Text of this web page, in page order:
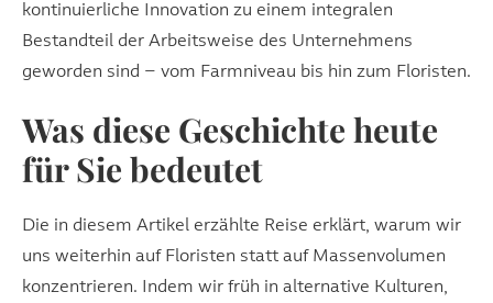
kontinuierliche Innovation zu einem integralen
Bestandteil der Arbeitsweise des Unternehmens
geworden sind – vom Farmniveau bis hin zum Floristen.
Was diese Geschichte heute
für Sie bedeutet
Die in diesem Artikel erzählte Reise erklärt, warum wir
uns weiterhin auf Floristen statt auf Massenvolumen
konzentrieren. Indem wir früh in alternative Kulturen,